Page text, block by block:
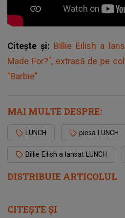
DISTRIBUIE ARTICOLUL
Citește și: Billie Eilish a
Made For?", extrasă de pe
"Barbie"
MAI MULTE DESPRE:
LUNCH piesa LUNCH
Billie Eilish a lansat LUNCH
CITEȘTE ȘI